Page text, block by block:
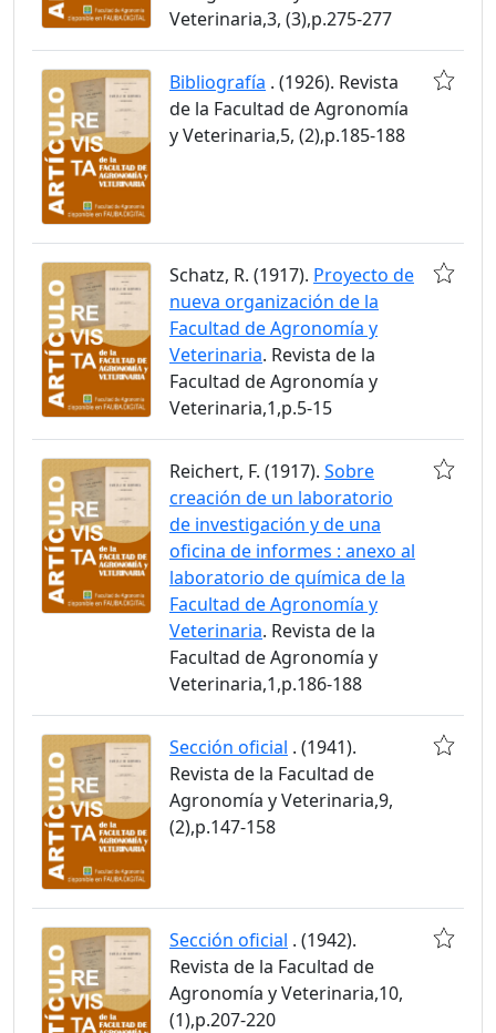
Veterinaria,3, (3),p.275-277
Bibliografía . (1926). Revista
de la Facultad de Agronomía
y Veterinaria,5, (2),p.185-188
Schatz, R. (1917). Proyecto de
nueva organización de la
Facultad de Agronomía y
Veterinaria. Revista de la
Facultad de Agronomía y
Veterinaria,1,p.5-15
Reichert, F. (1917). Sobre
creación de un laboratorio
de investigación y de una
oficina de informes : anexo al
laboratorio de química de la
Facultad de Agronomía y
Veterinaria. Revista de la
Facultad de Agronomía y
Veterinaria,1,p.186-188
Sección oficial . (1941).
Revista de la Facultad de
Agronomía y Veterinaria,9,
(2),p.147-158
Sección oficial . (1942).
Revista de la Facultad de
Agronomía y Veterinaria,10,
(1),p.207-220